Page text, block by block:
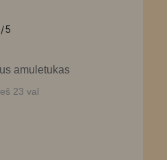
5
amuletukas
23 val